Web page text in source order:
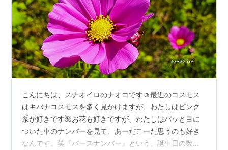
こんにちは、スナオイロのナオコです☺最近のコスモス
はキバナコスモスを多く見かけますが、わたしはピンク
系が好きです🌺お花も好きですが、わたしはパッと目に
ついた車のナンバーを見て、あーだこーだ思うのも好き
なんです。笑『バースナンバー』という、誕生日の数字